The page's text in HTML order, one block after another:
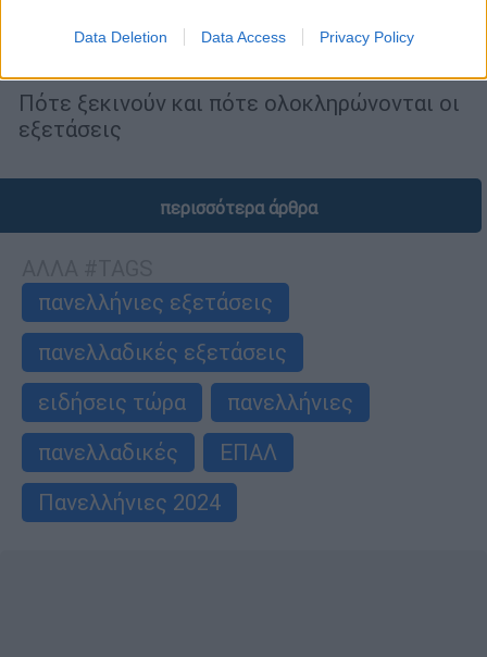
Data Deletion Data Access Privacy Policy
Πανελλήνιες 2025: Πότε ξεκινούν το νέο
Πότε ξεκινούν και πότε ολοκληρώνονται οι
εξετάσεις
περισσότερα άρθρα
πανελλήνιες εξετάσεις
πανελλαδικές εξετάσεις
ειδήσεις τώρα
πανελλήνιες
πανελλαδικές
ΕΠΑΛ
Πανελλήνιες 2024